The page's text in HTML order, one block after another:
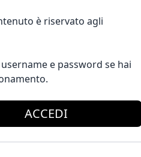
è riservato agli
e password se hai
ACCEDI